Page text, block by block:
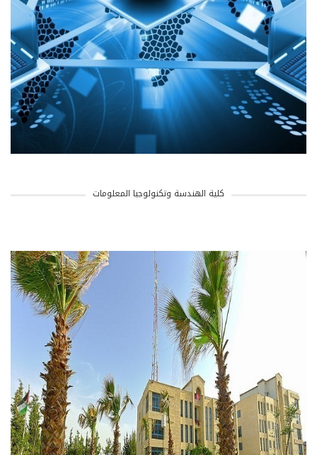
كلية الهندسة وتكنولوجيا المعلومات